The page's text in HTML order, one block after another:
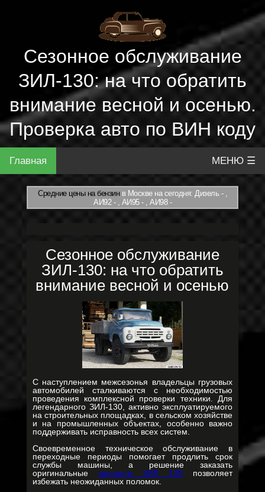
Сезонное обслуживание
ЗИЛ-130: на что обратить
внимание весной и осенью.
Проверка авто по ВИН коду
Главная МЕНЮ ☰
Средние цены на бензинв Москве на сегодня: Дизель - ,
АИ92 - , АИ95 - , АИ98 -
Сезонное обслуживание
ЗИЛ-130: на что обратить
внимание весной и осенью
С наступлением межсезонья владельцы грузовых
автомобилей сталкиваются с необходимостью
проведения комплексной проверки техники. Для
легендарного ЗИЛ-130, активно эксплуатируемого
на строительных площадках, в сельском хозяйстве
и на промышленных объектах, особенно важно
поддерживать исправность всех систем.
Своевременное техническое обслуживание в
переходные периоды помогает продлить срок
службы машины, а решение заказать
оригинальные запчасти ЗИЛ 130 позволяет
избежать неожиданных поломок.